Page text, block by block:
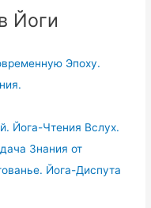
Йоги
Эпоху.
Йога-Чтения Вслух.
Знания от
Йога-Диспута